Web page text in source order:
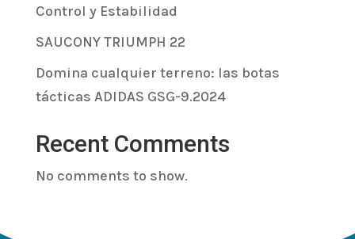
Control y Estabilidad
SAUCONY TRIUMPH 22
Domina cualquier terreno: las botas
tácticas ADIDAS GSG-9.2024
Recent Comments
No comments to show.